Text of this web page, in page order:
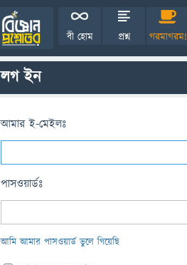
বী হোম প্রশ্ন গরমাগরম!
লগ ইন
আমার ই-মেইলঃ
পাসওয়ার্ডঃ
আমি আমার পাসওয়ার্ড ভুলে গিয়েছি